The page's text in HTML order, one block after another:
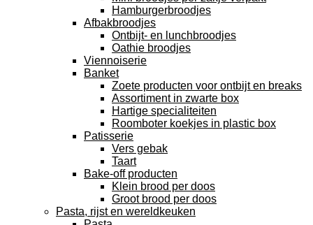
Hamburgerbroodjes
Afbakbroodjes
Ontbijt- en lunchbroodjes
Oathie broodjes
Viennoiserie
Banket
Zoete producten voor ontbijt en breaks
Assortiment in zwarte box
Hartige specialiteiten
Roomboter koekjes in plastic box
Patisserie
Vers gebak
Taart
Bake-off producten
Klein brood per doos
Groot brood per doos
Pasta, rijst en wereldkeuken